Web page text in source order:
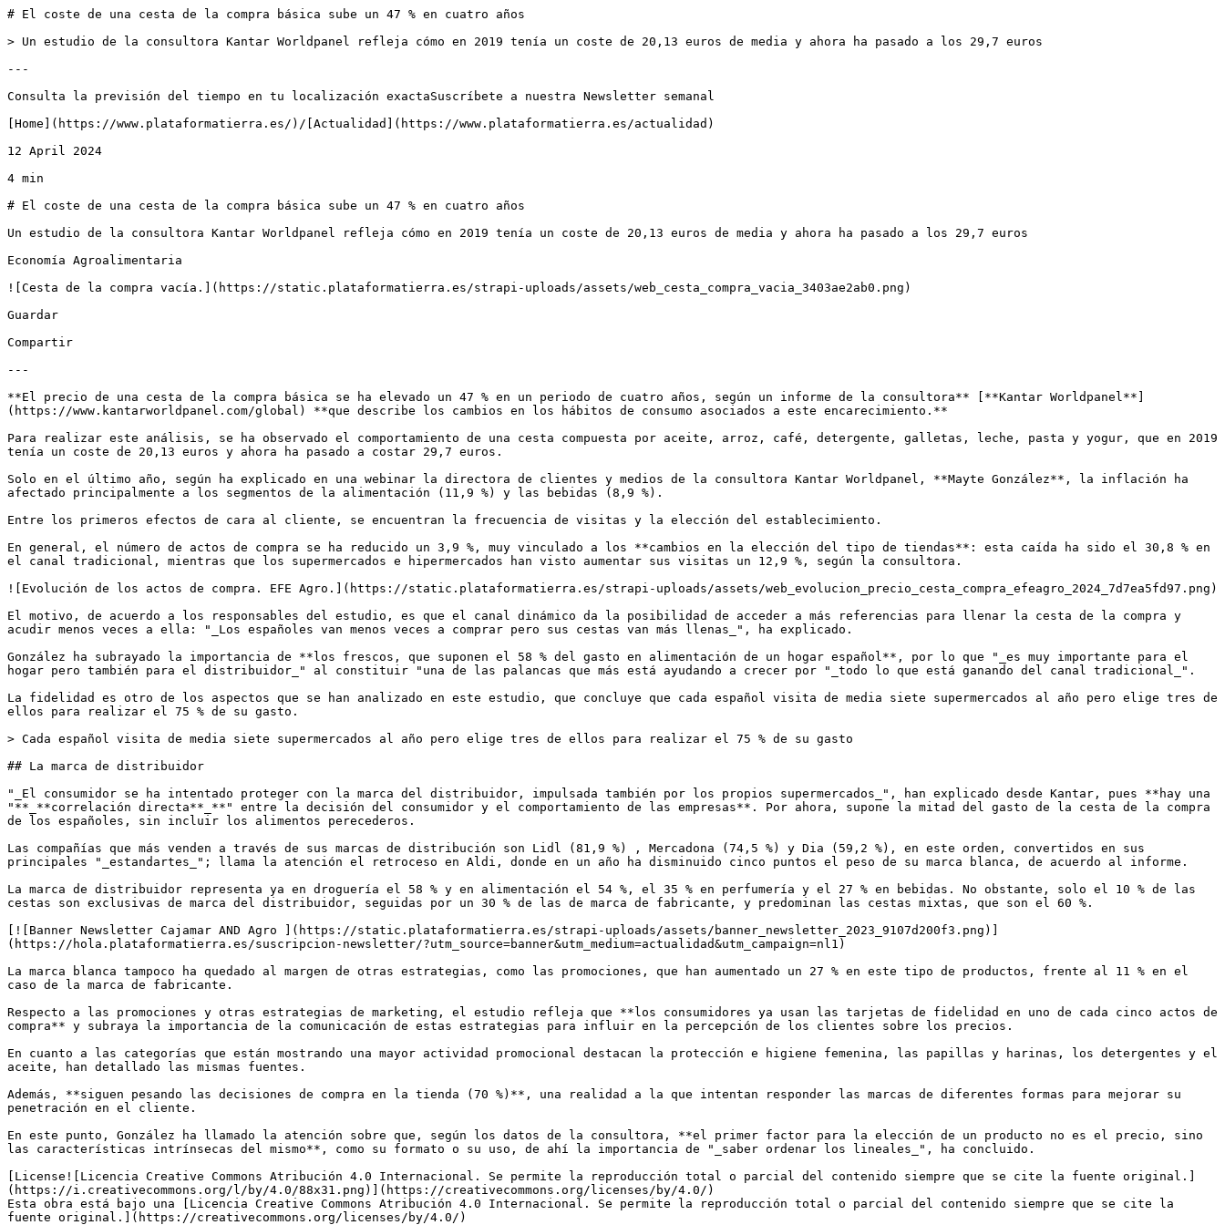
# El coste de una cesta de la compra básica sube un 47 % en cuatro años
> Un estudio de la consultora Kantar Worldpanel refleja cómo en 2019 tenía un coste de 20,13 euros de media y ahora ha pasado a los 29,7 euros
---
Consulta la previsión del tiempo en tu localización exactaSuscríbete a nuestra Newsletter semanal
[Home](https://www.plataformatierra.es/)/[Actualidad](https://www.plataformatierra.es/actualidad)
12 April 2024
4 min
# El coste de una cesta de la compra básica sube un 47 % en cuatro años
Un estudio de la consultora Kantar Worldpanel refleja cómo en 2019 tenía un coste de 20,13 euros de media y ahora ha pasado a los 29,7 euros
Economía Agroalimentaria
![Cesta de la compra vacía.](https://static.plataformatierra.es/strapi-uploads/assets/web_cesta_compra_vacia_3403ae2ab0.png)
Guardar
Compartir
---
**El precio de una cesta de la compra básica se ha elevado un 47 % en un periodo de cuatro años, según un informe de la consultora** [**Kantar Worldpanel**]
(https://www.kantarworldpanel.com/global) **que describe los cambios en los hábitos de consumo asociados a este encarecimiento.**
Para realizar este análisis, se ha observado el comportamiento de una cesta compuesta por aceite, arroz, café, detergente, galletas, leche, pasta y yogur, que en 2019
tenía un coste de 20,13 euros y ahora ha pasado a costar 29,7 euros.
Solo en el último año, según ha explicado en una webinar la directora de clientes y medios de la consultora Kantar Worldpanel, **Mayte González**, la inflación ha
afectado principalmente a los segmentos de la alimentación (11,9 %) y las bebidas (8,9 %).
Entre los primeros efectos de cara al cliente, se encuentran la frecuencia de visitas y la elección del establecimiento.
En general, el número de actos de compra se ha reducido un 3,9 %, muy vinculado a los **cambios en la elección del tipo de tiendas**: esta caída ha sido el 30,8 % en
el canal tradicional, mientras que los supermercados e hipermercados han visto aumentar sus visitas un 12,9 %, según la consultora.
![Evolución de los actos de compra. EFE Agro.](https://static.plataformatierra.es/strapi-uploads/assets/web_evolucion_precio_cesta_compra_efeagro_2024_7d7ea5fd97.png)
El motivo, de acuerdo a los responsables del estudio, es que el canal dinámico da la posibilidad de acceder a más referencias para llenar la cesta de la compra y
acudir menos veces a ella: "_Los españoles van menos veces a comprar pero sus cestas van más llenas_", ha explicado.
González ha subrayado la importancia de **los frescos, que suponen el 58 % del gasto en alimentación de un hogar español**, por lo que "_es muy importante para el
hogar pero también para el distribuidor_" al constituir "una de las palancas que más está ayudando a crecer por "_todo lo que está ganando del canal tradicional_".
La fidelidad es otro de los aspectos que se han analizado en este estudio, que concluye que cada español visita de media siete supermercados al año pero elige tres de
ellos para realizar el 75 % de su gasto.
> Cada español visita de media siete supermercados al año pero elige tres de ellos para realizar el 75 % de su gasto
## La marca de distribuidor
"_El consumidor se ha intentado proteger con la marca del distribuidor, impulsada también por los propios supermercados_", han explicado desde Kantar, pues **hay una
"**_**correlación directa**_**" entre la decisión del consumidor y el comportamiento de las empresas**. Por ahora, supone la mitad del gasto de la cesta de la compra
de los españoles, sin incluir los alimentos perecederos.
Las compañías que más venden a través de sus marcas de distribución son Lidl (81,9 %) , Mercadona (74,5 %) y Dia (59,2 %), en este orden, convertidos en sus
principales "_estandartes_"; llama la atención el retroceso en Aldi, donde en un año ha disminuido cinco puntos el peso de su marca blanca, de acuerdo al informe.
La marca de distribuidor representa ya en droguería el 58 % y en alimentación el 54 %, el 35 % en perfumería y el 27 % en bebidas. No obstante, solo el 10 % de las
cestas son exclusivas de marca del distribuidor, seguidas por un 30 % de las de marca de fabricante, y predominan las cestas mixtas, que son el 60 %.
[![Banner Newsletter Cajamar AND Agro ](https://static.plataformatierra.es/strapi-uploads/assets/banner_newsletter_2023_9107d200f3.png)]
(https://hola.plataformatierra.es/suscripcion-newsletter/?utm_source=banner&utm_medium=actualidad&utm_campaign=nl1)
La marca blanca tampoco ha quedado al margen de otras estrategias, como las promociones, que han aumentado un 27 % en este tipo de productos, frente al 11 % en el
caso de la marca de fabricante.
Respecto a las promociones y otras estrategias de marketing, el estudio refleja que **los consumidores ya usan las tarjetas de fidelidad en uno de cada cinco actos de
compra** y subraya la importancia de la comunicación de estas estrategias para influir en la percepción de los clientes sobre los precios.
En cuanto a las categorías que están mostrando una mayor actividad promocional destacan la protección e higiene femenina, las papillas y harinas, los detergentes y el
aceite, han detallado las mismas fuentes.
Además, **siguen pesando las decisiones de compra en la tienda (70 %)**, una realidad a la que intentan responder las marcas de diferentes formas para mejorar su
penetración en el cliente.
En este punto, González ha llamado la atención sobre que, según los datos de la consultora, **el primer factor para la elección de un producto no es el precio, sino
las características intrínsecas del mismo**, como su formato o su uso, de ahí la importancia de "_saber ordenar los lineales_", ha concluido.
[License![Licencia Creative Commons Atribución 4.0 Internacional. Se permite la reproducción total o parcial del contenido siempre que se cite la fuente original.]
(https://i.creativecommons.org/l/by/4.0/88x31.png)](https://creativecommons.org/licenses/by/4.0/)
Esta obra está bajo una [Licencia Creative Commons Atribución 4.0 Internacional. Se permite la reproducción total o parcial del contenido siempre que se cite la
fuente original.](https://creativecommons.org/licenses/by/4.0/)